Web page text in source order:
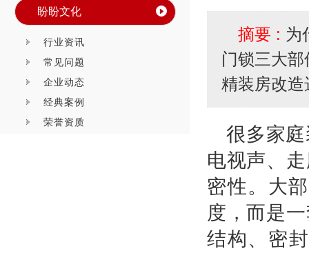
盼盼文化
行业资讯
常见问题
企业动态
经典案例
荣誉资质
摘要 : 为
门锁三大
精装房改
很多家
电视声、
密性。大
度，而是
结构、密